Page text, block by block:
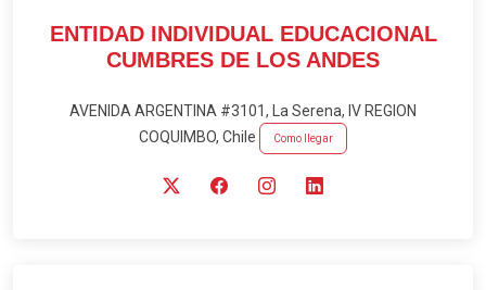
ENTIDAD INDIVIDUAL EDUCACIONAL
CUMBRES DE LOS ANDES
AVENIDA ARGENTINA #3101, La Serena, IV REGION
COQUIMBO, Chile
Como llegar